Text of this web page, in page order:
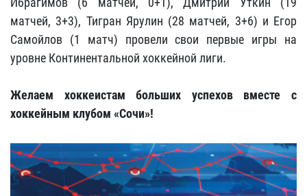
матчей, 3+3), Тигран Ярулин (28 матчей, 3+6) и Егор
Самойлов (1 матч) провели свои первые игры на
уровне Континентальной хоккейной лиги.
Желаем хоккеистам больших успехов вместе с
хоккейным клубом «Сочи»!